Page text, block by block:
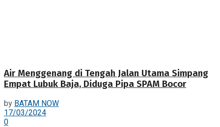
Air Menggenang di Tengah Jalan Utama Simpang
Empat Lubuk Baja, Diduga Pipa SPAM Bocor
by BATAM NOW
17/03/2024
0